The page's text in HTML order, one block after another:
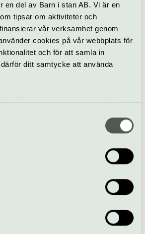
en del av Barn i stan AB. Vi är en
tipsar om aktiviteter och
vår verksamhet genom
cookies på vår webbplats för
och för att samla in
ditt samtycke att använda
för sociala medier. Vi
sådana identifierare och annan
enhet till de sociala medier och
som vi samarbetar med.
tillhandahållit eller som de har
January
– känd för omslutande